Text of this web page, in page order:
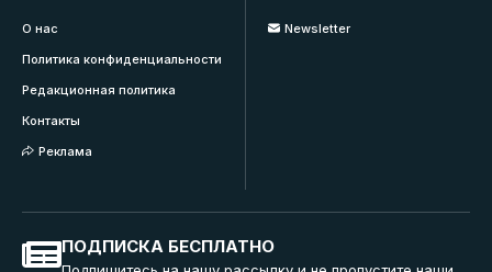
О нас
Политика конфиденциальности
Редакционная политика
Контакты
Реклама
Newsletter
ПОДПИСКА БЕСПЛАТНО